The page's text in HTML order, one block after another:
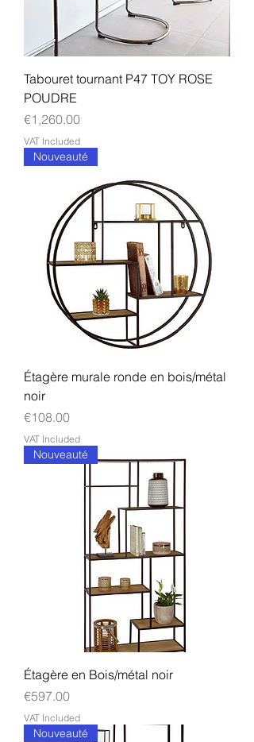
Tabouret tournant P47 TOY ROSE
POUDRE
Price
€1,260.00
VAT Included
Nouveauté
Étagère murale ronde en bois/métal
noir
Price
€108.00
VAT Included
Nouveauté
Étagère en Bois/métal noir
Price
€597.00
VAT Included
Nouveauté